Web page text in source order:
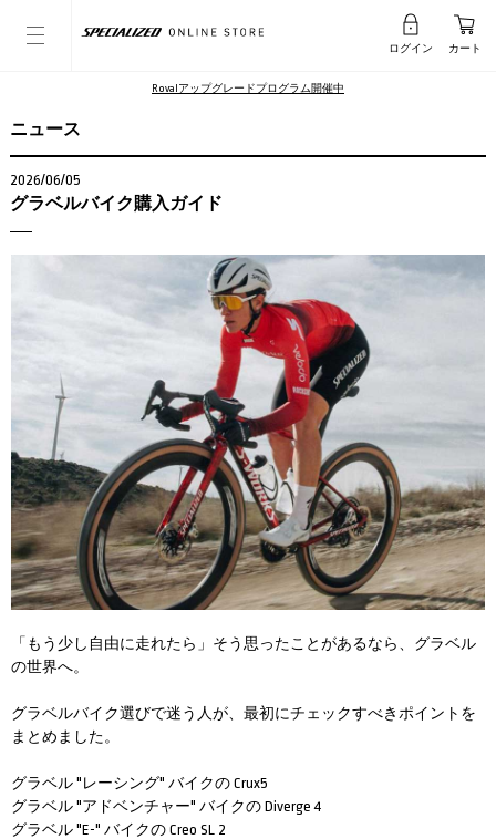
ログイン カート
Rovalアップグレードプログラム開催中
ニュース
2026/06/05
グラベルバイク購入ガイド
「もう少し自由に走れたら」そう思ったことがあるなら、グラベル
の世界へ。
グラベルバイク選びで迷う人が、最初にチェックすべきポイントを
まとめました。
グラベル "レーシング" バイクの Crux5
グラベル "アドベンチャー" バイクの Diverge 4
グラベル "E-" バイクの Creo SL 2